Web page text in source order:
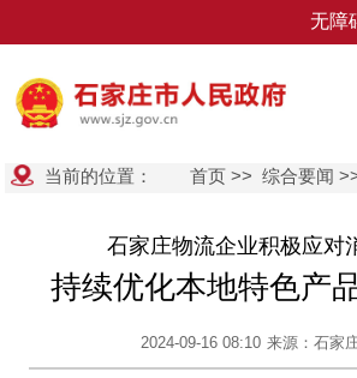
无障
当前的位置： 首页 >>综合要闻
石家庄物流企业积极应对
持续优化本地特色产
2024-09-16 08:10 来源：石家